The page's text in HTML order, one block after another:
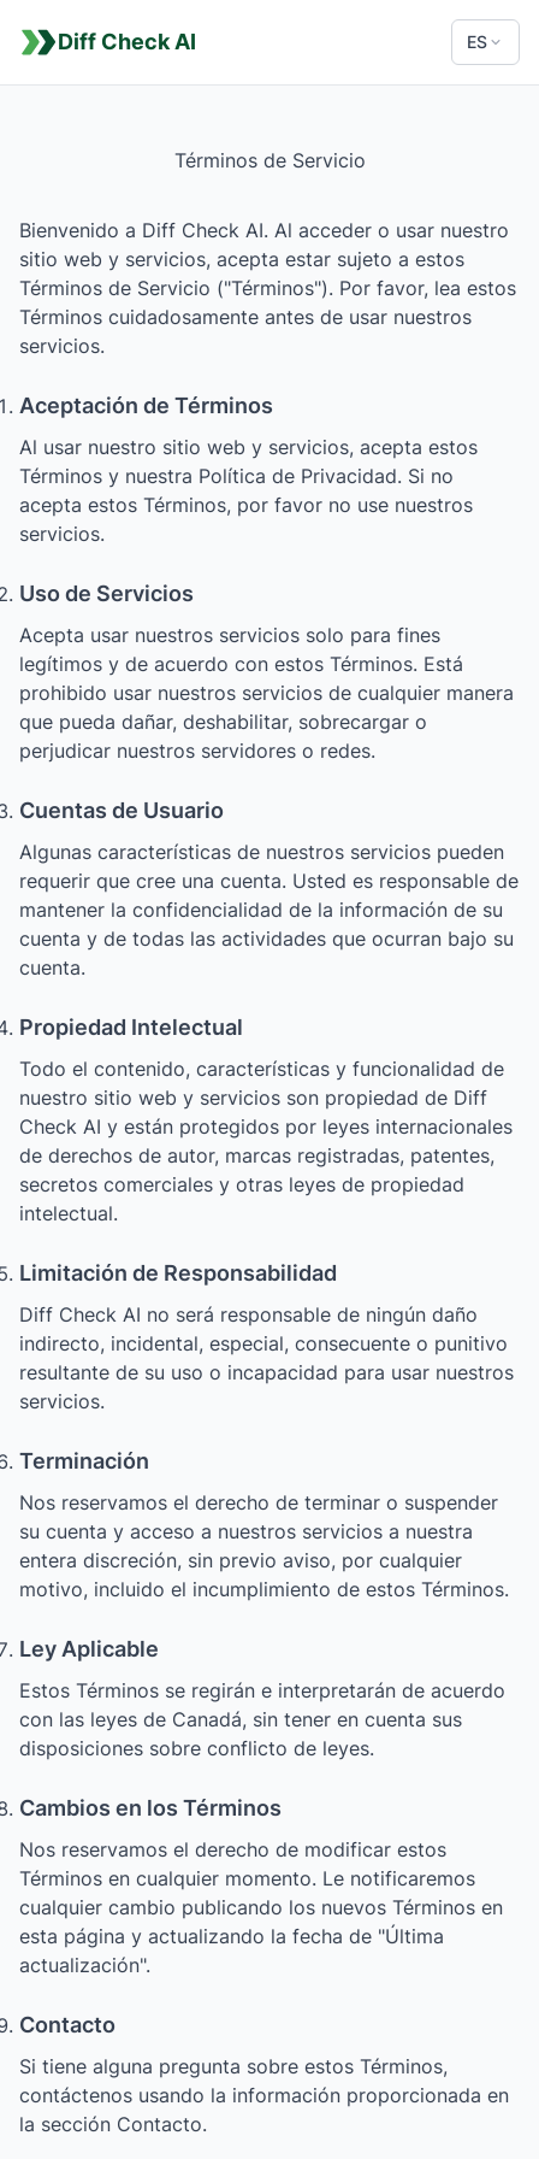
Diff Check AI ES
Términos de Servicio
Bienvenido a Diff Check AI. Al acceder o usar nuestro
sitio web y servicios, acepta estar sujeto a estos
Términos de Servicio ("Términos"). Por favor, lea estos
Términos cuidadosamente antes de usar nuestros
servicios.
Aceptación de Términos
Al usar nuestro sitio web y servicios, acepta estos
Términos y nuestra Política de Privacidad. Si no
acepta estos Términos, por favor no use nuestros
servicios.
Uso de Servicios
Acepta usar nuestros servicios solo para fines
legítimos y de acuerdo con estos Términos. Está
prohibido usar nuestros servicios de cualquier manera
que pueda dañar, deshabilitar, sobrecargar o
perjudicar nuestros servidores o redes.
Cuentas de Usuario
Algunas características de nuestros servicios pueden
requerir que cree una cuenta. Usted es responsable de
mantener la confidencialidad de la información de su
cuenta y de todas las actividades que ocurran bajo su
cuenta.
Propiedad Intelectual
Todo el contenido, características y funcionalidad de
nuestro sitio web y servicios son propiedad de Diff
Check AI y están protegidos por leyes internacionales
de derechos de autor, marcas registradas, patentes,
secretos comerciales y otras leyes de propiedad
intelectual.
Limitación de Responsabilidad
Diff Check AI no será responsable de ningún daño
indirecto, incidental, especial, consecuente o punitivo
resultante de su uso o incapacidad para usar nuestros
servicios.
Terminación
Nos reservamos el derecho de terminar o suspender
su cuenta y acceso a nuestros servicios a nuestra
entera discreción, sin previo aviso, por cualquier
motivo, incluido el incumplimiento de estos Términos.
Ley Aplicable
Estos Términos se regirán e interpretarán de acuerdo
con las leyes de Canadá, sin tener en cuenta sus
disposiciones sobre conflicto de leyes.
Cambios en los Términos
Nos reservamos el derecho de modificar estos
Términos en cualquier momento. Le notificaremos
cualquier cambio publicando los nuevos Términos en
esta página y actualizando la fecha de "Última
actualización".
Contacto
Si tiene alguna pregunta sobre estos Términos,
contáctenos usando la información proporcionada en
la sección Contacto.